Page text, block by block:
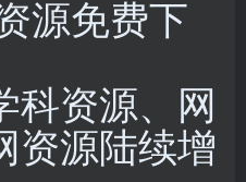
源免费下
科资源、网
资源陆续增